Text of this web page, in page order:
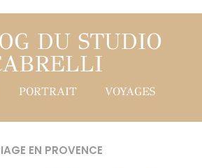
DU STUDIO
PORTRAIT VOYAGES
EN PROVENCE